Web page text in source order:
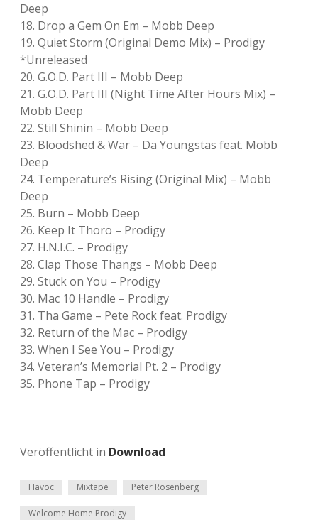
Deep
18. Drop a Gem On Em – Mobb Deep
19. Quiet Storm (Original Demo Mix) – Prodigy
*Unreleased
20. G.O.D. Part III – Mobb Deep
21. G.O.D. Part III (Night Time After Hours Mix) –
Mobb Deep
22. Still Shinin – Mobb Deep
23. Bloodshed & War – Da Youngstas feat. Mobb
Deep
24. Temperature’s Rising (Original Mix) – Mobb
Deep
25. Burn – Mobb Deep
26. Keep It Thoro – Prodigy
27. H.N.I.C. – Prodigy
28. Clap Those Thangs – Mobb Deep
29. Stuck on You – Prodigy
30. Mac 10 Handle – Prodigy
31. Tha Game – Pete Rock feat. Prodigy
32. Return of the Mac – Prodigy
33. When I See You – Prodigy
34. Veteran’s Memorial Pt. 2 – Prodigy
35. Phone Tap – Prodigy
Veröffentlicht in Download
Havoc Mixtape Peter Rosenberg
Welcome Home Prodigy